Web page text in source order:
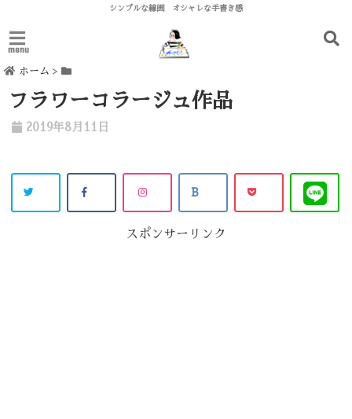
シンプルな線画 オシャレな手書き感
menu
ホーム >
フラワーコラージュ作品
2019年8月11日
スポンサーリンク